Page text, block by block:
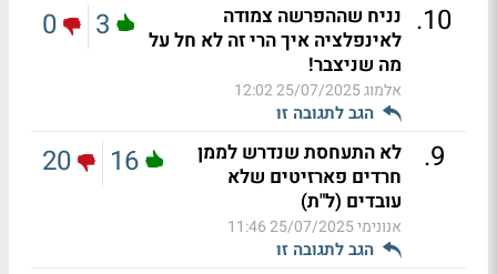
10
. נניח שההפרשה צמודה
לאינפלציה איך הרי זה לא חל על
מה שניצבר!
אלמוג25/07/2025 12:02
הגב לתגובה זו
3
0
9
.
לא התעחסת שנדרש לממן
חרדים פארזיטים שלא
עובדים (ל"ת)
אנונימי25/07/2025 11:46
הגב לתגובה זו
16
20